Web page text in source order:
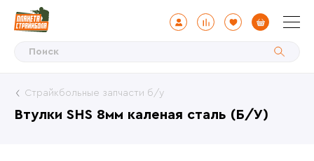
Втулки SHS 8мм каленая сталь (Б/У)
Страйкбольные запчасти б/у